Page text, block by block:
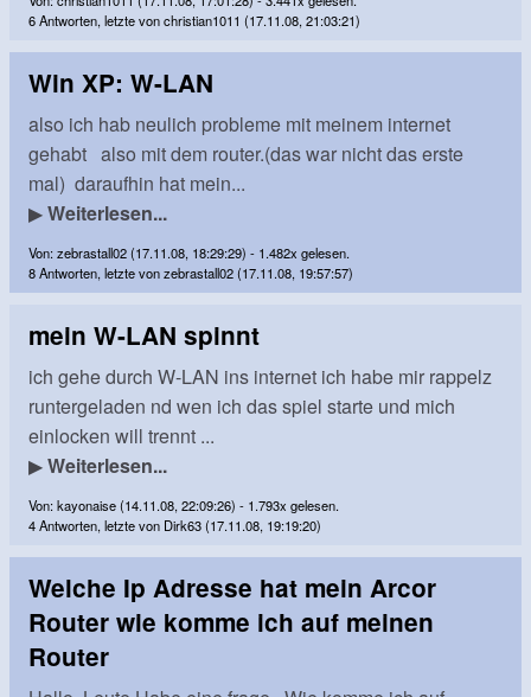
6 Antworten, letzte von christian1011 (17.11.08, 21:03:21)
Win XP: W-LAN
also ich hab neulich probleme mit meinem internet
gehabt also mit dem router.(das war nicht das erste
mal) daraufhin hat mein...
▶Weiterlesen...
Von: zebrastall02 (17.11.08, 18:29:29) - 1.482x gelesen.
8 Antworten, letzte von zebrastall02 (17.11.08, 19:57:57)
mein W-LAN spinnt
ich gehe durch W-LAN ins internet ich habe mir rappelz
runtergeladen nd wen ich das spiel starte und mich
einlocken will trennt ...
▶Weiterlesen...
Von: kayonaise (14.11.08, 22:09:26) - 1.793x gelesen.
4 Antworten, letzte von Dirk63 (17.11.08, 19:19:20)
Welche Ip Adresse hat mein Arcor
Router wie komme ich auf meinen
Router